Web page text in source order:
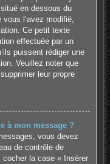
en dessous du
l’avez modifié,
Ce petit texte
effectuée par un
puissent rédiger une
Veuillez noter que
leur propre
à mon message ?
vous devez
de contrôle de
cocher la case « Insérer